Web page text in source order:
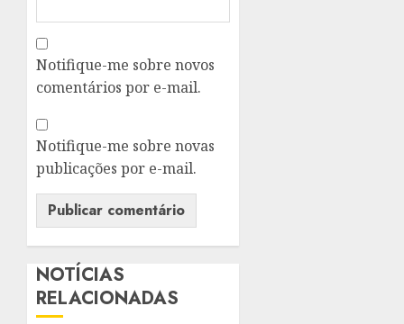
Notifique-me sobre novos
comentários por e-mail.
Notifique-me sobre novas
publicações por e-mail.
NOTÍCIAS
RELACIONADAS